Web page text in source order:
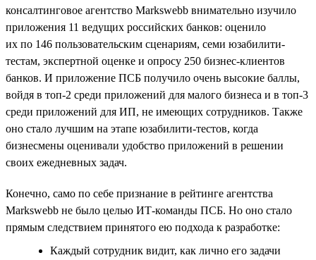
консалтинговое агентство Markswebb внимательно изучило
приложения 11 ведущих российских банков: оценило
их по 146 пользовательским сценариям, семи юзабилити-
тестам, экспертной оценке и опросу 250 бизнес-клиентов
банков. И приложение ПСБ получило очень высокие баллы,
войдя в топ-2 среди приложений для малого бизнеса и в топ-3
среди приложений для ИП, не имеющих сотрудников. Также
оно стало лучшим на этапе юзабилити-тестов, когда
бизнесмены оценивали удобство приложений в решении
своих ежедневных задач.
Конечно, само по себе признание в рейтинге агентства
Markswebb не было целью ИТ-команды ПСБ. Но оно стало
прямым следствием принятого ею подхода к разработке:
Каждый сотрудник видит, как лично его задачи